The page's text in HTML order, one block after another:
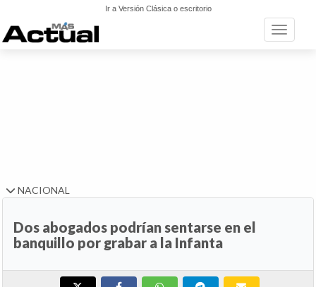
Ir a Versión Clásica o escritorio
Toggle
NACIONAL
Dos abogados podrían sentarse en el
banquillo por grabar a la Infanta